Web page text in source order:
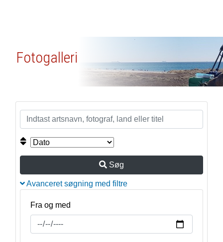
Fotogalleri
Søg
Avanceret søgning med filtre
Fra og med